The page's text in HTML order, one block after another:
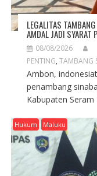
LEGALITAS
AMDAL JADI SYARAT
08/08/2026
PENTING, TAMBANG
Ambon,
penambang
Kabupaten Seram
Hukum Maluku